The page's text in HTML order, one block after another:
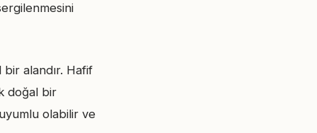
alandır. Hafif
doğal bir
olabilir ve